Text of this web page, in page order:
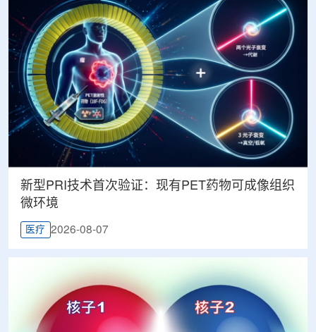
新型PRI技术首次验证：现有PET药物可成像组织
微环境
医疗 2026-08-07